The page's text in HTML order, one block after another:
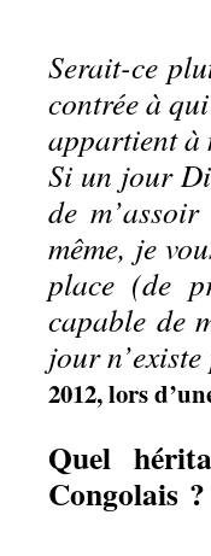
Serait-ce
contrée à
appartient à
Si un jour
de
même, je
place (de
capable de
jour
2012,lors
Quel
Congolais ?